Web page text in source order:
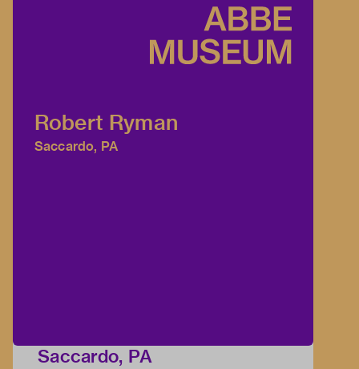
Robert Ryman
Saccardo, PA
Saccardo, PA